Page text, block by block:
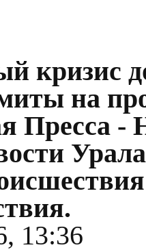
кризис
на
Пресса -
13:36